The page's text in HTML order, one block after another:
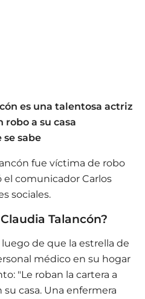
es una talentosa actriz
robo a su casa
se sabe
fue víctima de robo
el comunicador Carlos
sociales.
Talancón?
de que la estrella de
médico en su hogar
"Le roban la cartera a
casa. Una enfermera